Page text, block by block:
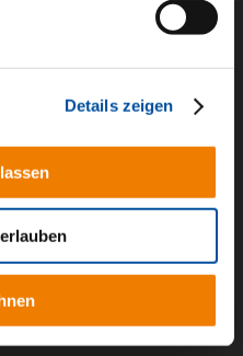
Details zeigen